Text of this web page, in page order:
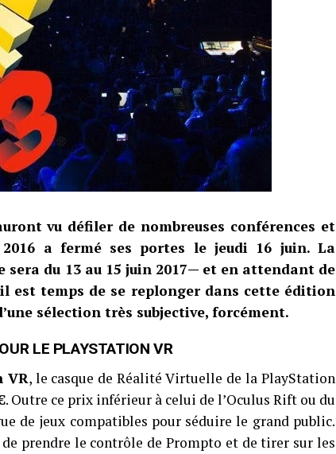
vu défiler de nombreuses conférences et
2016 a fermé ses portes le jeudi 16 juin. La
du 13 au 15 juin 2017— et en attendant de
il est temps de se replonger dans cette édition
sélection très subjective, forcément.
LE PLAYSTATION VR
VR, le casque de Réalité Virtuelle de la PlayStation
. Outre ce prix inférieur à celui de l’Oculus Rift ou du
de jeux compatibles pour séduire le grand public.
prendre le contrôle de Prompto et de tirer sur les